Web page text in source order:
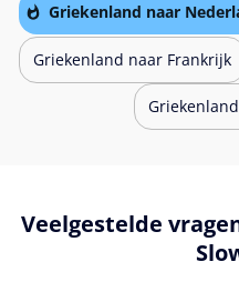
Griekenland naar
Griekenland naar Frankrijk
Veelgestelde